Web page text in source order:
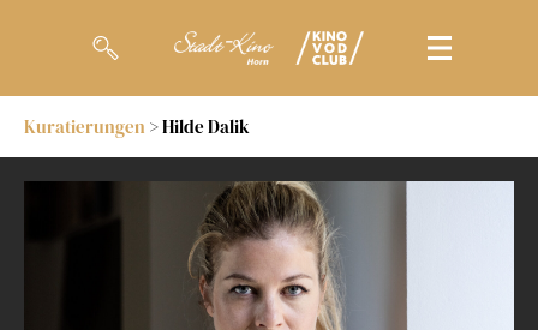
Filme
Magazin
Kuratierungen
Events
Kuratierungen > Hilde Dalik